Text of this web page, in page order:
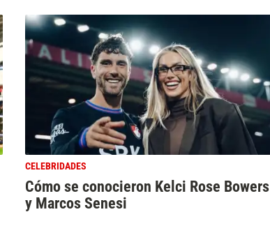
CELEBRIDADES
Cómo se conocieron Kelci Rose Bowers
y Marcos Senesi